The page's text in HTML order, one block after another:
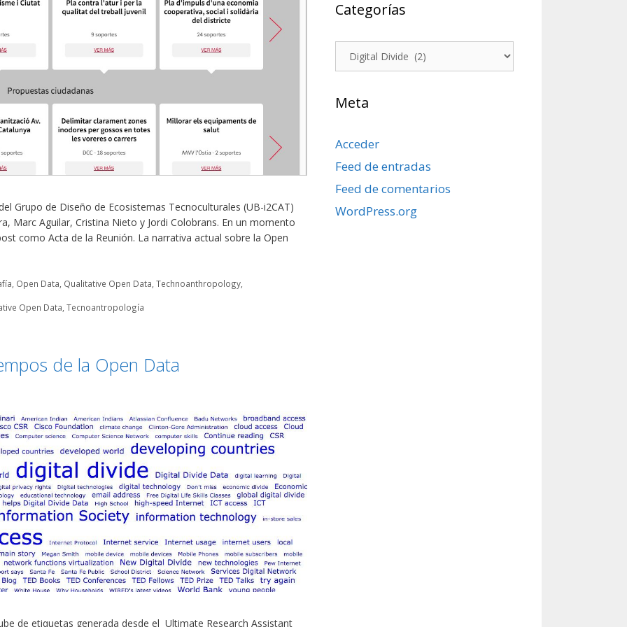
Grupo de Diseño de Ecosistemas Tecnoculturales (UB-i2CAT)
Marc Aguilar, Cristina Nieto y Jordi Colobrans. En un momento
como Acta de la Reunión. La narrativa actual sobre la Open
Open Data Qualitative Open Data ,Technoanthropology
Open Data ,Tecnoantropología
de la Open Data
de etiquetas generada desde el Ultimate Research Assistant
Categorías
Categorías
Meta
Acceder
Feed de entradas
Feed de comentarios
WordPress.org